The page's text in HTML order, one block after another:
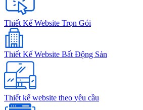
Thiết Kế Website Trọn Gói
Thiết Kế Website Bất Động Sản
Thiết kế website theo yêu cầu